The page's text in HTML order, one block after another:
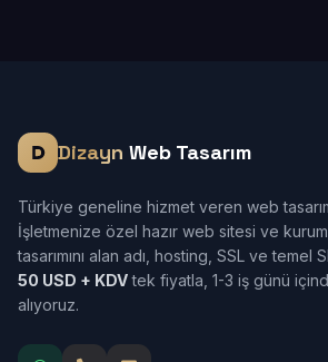
Dizayn Web Tasarım
Türkiye geneline hizmet veren web
İşletmenize özel hazır web sitesi ve
tasarımını alan adı, hosting, SSL ve temel
50 USD + KDVtek fiyatla, 1-3 iş günü
alıyoruz.